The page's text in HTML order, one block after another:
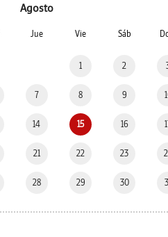
Agosto
Jue Vie Sáb
1 2
7 8 9
14 15 16
21 22 23
28 29 30